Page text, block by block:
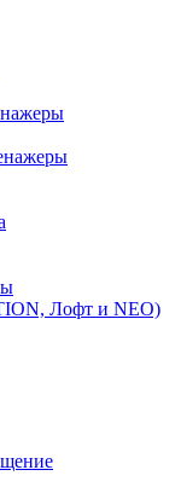
Лофт и NEO)